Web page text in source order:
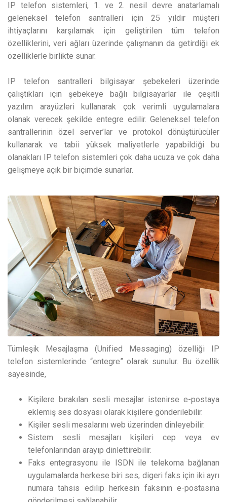
IP telefon sistemleri, 1. ve 2. nesil devre anatarlamalı
geleneksel telefon santralleri için 25 yıldır müşteri
ihtiyaçlarını karşılamak için geliştirilen tüm telefon
özelliklerini, veri ağları üzerinde çalışmanın da getirdiği ek
özelliklerle birlikte sunar.
IP telefon santralleri bilgisayar şebekeleri üzerinde
çalıştıkları için şebekeye bağlı bilgisayarlar ile çeşitli
yazılım arayüzleri kullanarak çok verimli uygulamalara
olanak verecek şekilde entegre edilir. Geleneksel telefon
santrallerinin özel server’lar ve protokol dönüştürücüler
kullanarak ve tabii yüksek maliyetlerle yapabildiği bu
olanakları IP telefon sistemleri çok daha ucuza ve çok daha
gelişmeye açık bir biçimde sunarlar.
Tümleşik Mesajlaşma (Unified Messaging) özelliği IP
telefon sistemlerinde “entegre” olarak sunulur. Bu özellik
sayesinde,
Kişilere bırakılan sesli mesajlar istenirse e-postaya
eklemiş ses dosyası olarak kişilere gönderilebilir.
Kişiler sesli mesalarını web üzerinden dinleyebilir.
Sistem sesli mesajları kişileri cep veya ev
telefonlarından arayıp dinlettirebilir.
Faks entegrasyonu ile ISDN ile telekoma bağlanan
uygulamalarda herkese biri ses, digeri faks için iki ayrı
numara tahsis edilip herkesin faksının e-postasına